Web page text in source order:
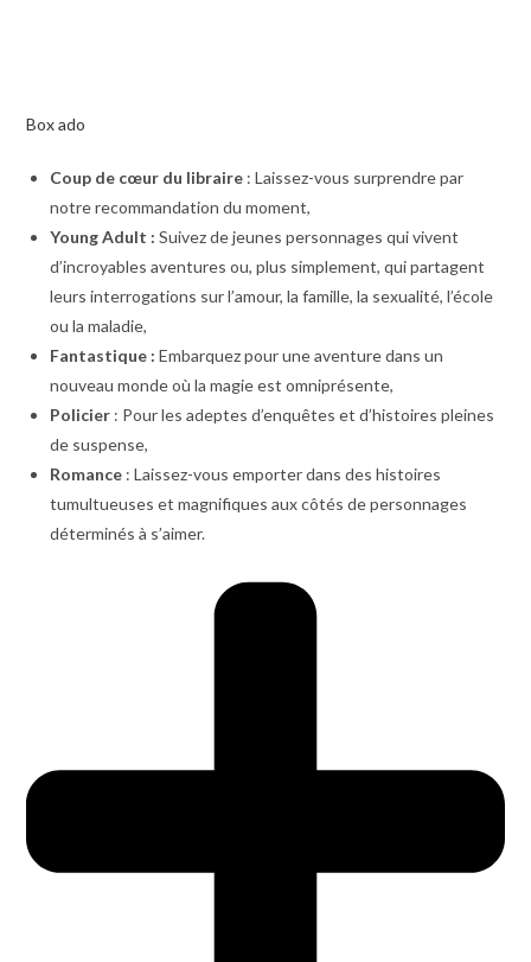
Box ado
Coup de cœur du libraire : Laissez-vous surprendre par
notre recommandation du moment,
Young Adult :Suivez de jeunes personnages qui vivent
d’incroyables aventures ou, plus simplement, qui partagent
leurs interrogations sur l’amour, la famille, la sexualité, l’école
ou la maladie,
Fantastique :Embarquez pour une aventure dans un
nouveau monde où la magie est omniprésente,
Policier : Pour les adeptes d’enquêtes et d’histoires pleines
de suspense,
Romance : Laissez-vous emporter dans des histoires
tumultueuses et magnifiques aux côtés de personnages
déterminés à s’aimer.